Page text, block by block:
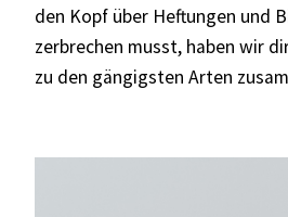
den Kopf über Heftungen und
zerbrechen musst, haben wir
zu den gängigsten Arten